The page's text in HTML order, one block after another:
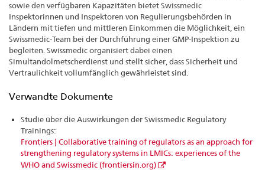
sowie den verfügbaren Kapazitäten bietet Swissmedic
Inspektorinnen und Inspektoren von Regulierungsbehörden in
Ländern mit tiefen und mittleren Einkommen die Möglichkeit, ein
Swissmedic-Team bei der Durchführung einer GMP-Inspektion zu
begleiten. Swissmedic organisiert dabei einen
Simultandolmetscherdienst und stellt sicher, dass Sicherheit und
Vertraulichkeit vollumfänglich gewährleistet sind.
Verwandte Dokumente
Studie über die Auswirkungen der Swissmedic Regulatory
Trainings:
Frontiers | Collaborative training of regulators as an approach for
strengthening regulatory systems in LMICs: experiences of the
WHO and Swissmedic (frontiersin.org)